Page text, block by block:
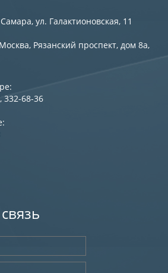
ул. Галактионовская, 11
Рязанский проспект, дом 8а,
332-68-36